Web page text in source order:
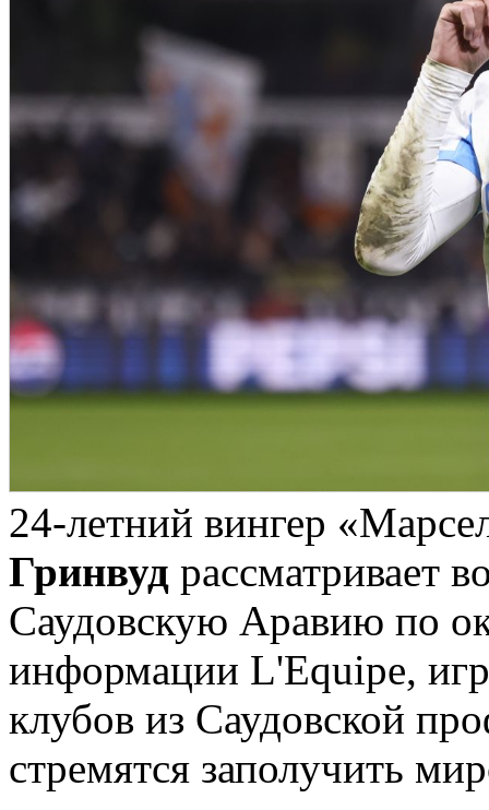
24-летний вингер
Гринвуд рассматривает
Саудовскую Аравию по
информации L'Equipe,
клубов из Саудовской
стремятся заполучить